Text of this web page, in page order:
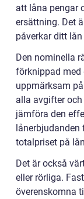
att låna pengar
ersättning. Det
påverkar ditt
Den nominella
förknippad med
uppmärksam
alla avgifter
jämföra den
lånerbjudanden
totalpriset på
Det är också
eller rörliga.
överenskomna